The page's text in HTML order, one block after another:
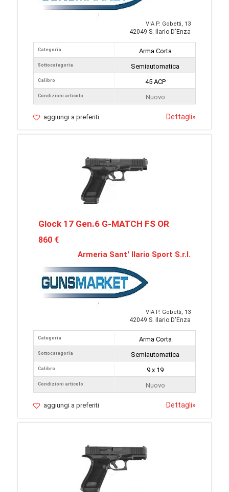
VIA P. Gobetti, 13
42049 S. Ilario D'Enza
Categoria
Sottocategoria
Calibro
Condizioni articolo
Arma Corta
Semiautomatica
45 ACP
Nuovo
aggiungi a preferiti Dettagli»
Glock 17 Gen.6 G-MATCH FS OR
860 €
Armeria Sant' Ilario Sport S.r.l.
VIA P. Gobetti, 13
42049 S. Ilario D'Enza
Categoria
Sottocategoria
Calibro
Condizioni articolo
Arma Corta
Semiautomatica
9 x 19
Nuovo
aggiungi a preferiti Dettagli»